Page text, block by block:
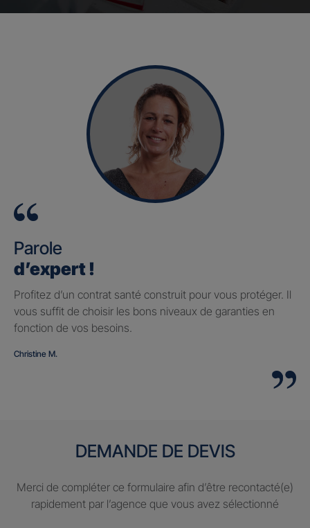
Parole
d’expert !
Profitez d’un contrat santé construit pour vous protéger. Il
vous suffit de choisir les bons niveaux de garanties en
fonction de vos besoins.
Christine M.
DEMANDE DE DEVIS
Merci de compléter ce formulaire afin d’être recontacté(e)
rapidement par l’agence que vous avez sélectionné